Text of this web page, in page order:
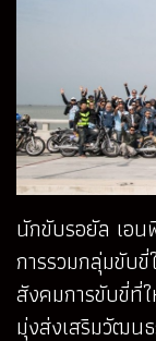
นักขับรอยัล เอ
การรวมกลุ่มขับ
สังคมการขับขี่ที่
มุ่งส่งเสริมวัฒน